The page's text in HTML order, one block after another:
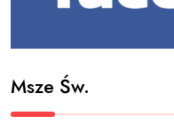
Msze Św.